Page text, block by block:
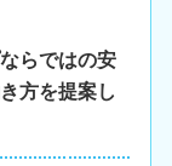
らではの安
方を提案し